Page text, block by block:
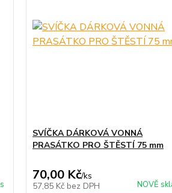
SVÍČKA DÁRKOVÁ VONNÁ
PRASÁTKO PRO ŠTĚSTÍ 75 mm
70,00 Kč/ks
57,85 Kč bez DPH NOVĚ